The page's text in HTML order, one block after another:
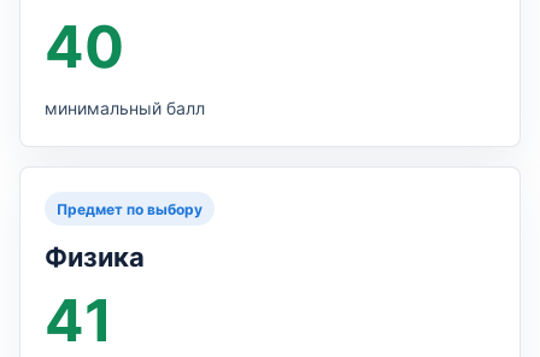
40
минимальный балл
Предмет по выбору
Физика
41